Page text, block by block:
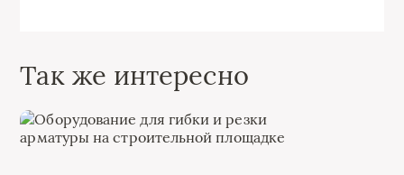
Так же интересно